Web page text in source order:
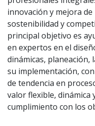
innovación y mejora
sostenibilidad y
principal objetivo es
en expertos en el
dinámicas, planeación,
su implementación,
de tendencia en
valor flexible, dinámica
cumplimiento con los